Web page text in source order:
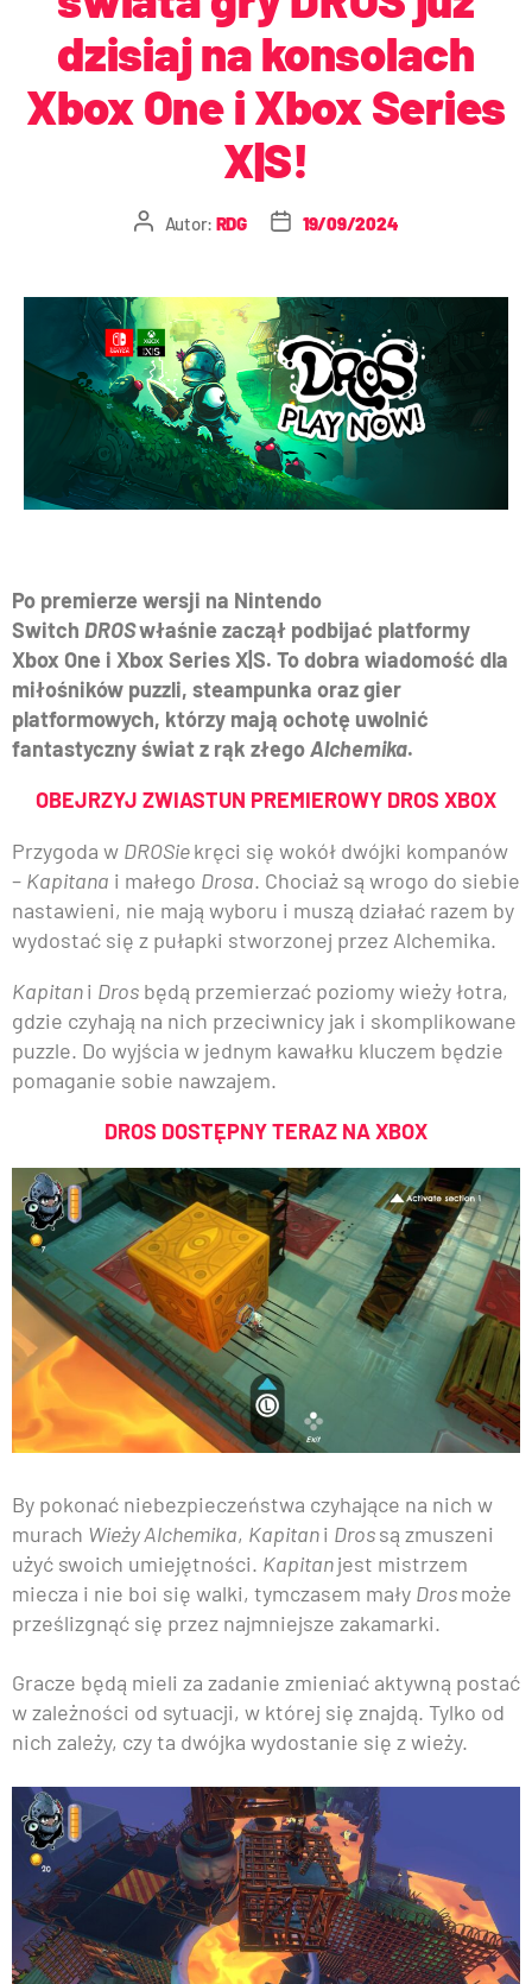
dzisiaj na konsolach
Xbox One i Xbox Series
X|S!
Autor: RDG 19/09/2024
Po premierze wersji na Nintendo
Switch DROSwłaśnie zaczął podbijać platformy
Xbox One i Xbox Series X|S. To dobra wiadomość dla
miłośników puzzli, steampunka oraz gier
platformowych, którzy mają ochotę uwolnić
fantastyczny świat z rąk złegoAlchemika.
OBEJRZYJ ZWIASTUN PREMIEROWY DROS XBOX
Przygoda w DROSiekręci się wokół dwójki kompanów
– Kapitana i małego Drosa. Chociaż są wrogo do siebie
nastawieni, nie mają wyboru i muszą działać razem by
wydostać się z pułapki stworzonej przez Alchemika.
Kapitani Dros będą przemierzać poziomy wieży łotra,
gdzie czyhają na nich przeciwnicy jak i skomplikowane
puzzle. Do wyjścia w jednym kawałku kluczem będzie
pomaganie sobie nawzajem.
DROS DOSTĘPNY TERAZ NA XBOX
By pokonać niebezpieczeństwa czyhające na nich w
murach Wieży Alchemika, Kapitani Drossą zmuszeni
użyć swoich umiejętności. Kapitanjest mistrzem
miecza i nie boi się walki, tymczasem mały Drosmoże
prześlizgnąć się przez najmniejsze zakamarki.
Gracze będą mieli za zadanie zmieniać aktywną postać
w zależności od sytuacji, w której się znajdą. Tylko od
nich zależy, czy ta dwójka wydostanie się z wieży.